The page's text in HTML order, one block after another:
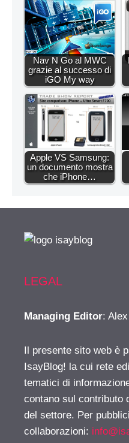
Nav N Go al MWC
grazie al successo di
iGO My way
Apple VS Samsung:
un documento mostra
che iPhone…
LEGAL
Managing Editor:
Il presente sito web è
IsayBlog! la cui rete
tematici di
contano sul contributo
del settore. Per
collaborazioni: